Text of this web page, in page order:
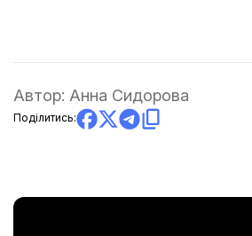
Автор: Анна Сидорова
Поділитись: